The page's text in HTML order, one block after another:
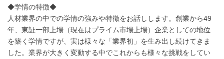
◆学情の特徴◆
人材業界の中での学情の強みや特徴をお話しします。創業から49
年、東証一部上場（現在はプライム市場上場）企業としての地位
を築く学情ですが、実は様々な「業界初」を生み出し続けてきま
した。業界が大きく変動する中でこれからも様々な挑戦をしてい